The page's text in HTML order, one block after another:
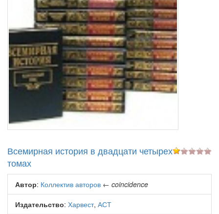
Всемирная история в двадцати четырех
томах
Автор: Коллектив авторов ← coincidence
Издательство: Харвест, АСТ